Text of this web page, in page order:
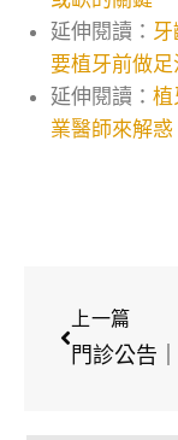
延伸閱讀：
要植牙前做足
延伸閱讀：
業醫師來解惑
上一篇